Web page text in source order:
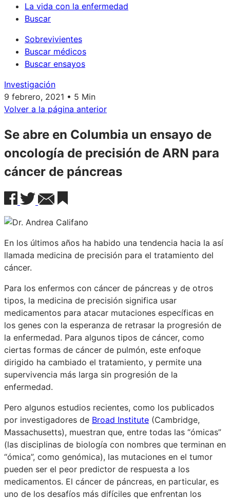
La vida con la enfermedad
Buscar
Sobrevivientes
Buscar médicos
Buscar ensayos
Investigación
9 febrero, 2021 • 5 Min
Volver a la página anterior
Se abre en Columbia un ensayo de
oncología de precisión de ARN para
cáncer de páncreas
En los últimos años ha habido una tendencia hacia la así
llamada medicina de precisión para el tratamiento del
cáncer.
Para los enfermos con cáncer de páncreas y de otros
tipos, la medicina de precisión significa usar
medicamentos para atacar mutaciones específicas en
los genes con la esperanza de retrasar la progresión de
la enfermedad. Para algunos tipos de cáncer, como
ciertas formas de cáncer de pulmón, este enfoque
dirigido ha cambiado el tratamiento, y permite una
supervivencia más larga sin progresión de la
enfermedad.
Pero algunos estudios recientes, como los publicados
por investigadores de Broad Institute (Cambridge,
Massachusetts), muestran que, entre todas las “ómicas”
(las disciplinas de biología con nombres que terminan en
“ómica”, como genómica), las mutaciones en el tumor
pueden ser el peor predictor de respuesta a los
medicamentos. El cáncer de páncreas, en particular, es
uno de los desafíos más difíciles que enfrentan los